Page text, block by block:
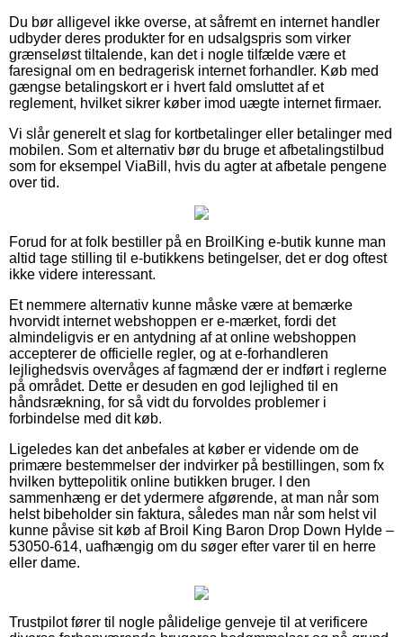
Du bør alligevel ikke overse, at såfremt en internet handler
udbyder deres produkter for en udsalgspris som virker
grænseløst tiltalende, kan det i nogle tilfælde være et
faresignal om en bedragerisk internet forhandler. Køb med
gængse betalingskort er i hvert fald omsluttet af et
reglement, hvilket sikrer køber imod uægte internet firmaer.
Vi slår generelt et slag for kortbetalinger eller betalinger med
mobilen. Som et alternativ bør du bruge et afbetalingstilbud
som for eksempel ViaBill, hvis du agter at afbetale pengene
over tid.
Forud for at folk bestiller på en BroilKing e-butik kunne man
altid tage stilling til e-butikkens betingelser, det er dog oftest
ikke videre interessant.
Et nemmere alternativ kunne måske være at bemærke
hvorvidt internet webshoppen er e-mærket, fordi det
almindeligvis er en antydning af at online webshoppen
accepterer de officielle regler, og at e-forhandleren
lejlighedsvis overvåges af fagmænd der er indført i reglerne
på området. Dette er desuden en god lejlighed til en
håndsrækning, for så vidt du forvoldes problemer i
forbindelse med dit køb.
Ligeledes kan det anbefales at køber er vidende om de
primære bestemmelser der indvirker på bestillingen, som fx
hvilken byttepolitik online butikken bruger. I den
sammenhæng er det ydermere afgørende, at man når som
helst bibeholder sin faktura, således man når som helst vil
kunne påvise sit køb af Broil King Baron Drop Down Hylde –
53050-614, uafhængig om du søger efter varer til en herre
eller dame.
Trustpilot fører til nogle pålidelige genveje til at verificere